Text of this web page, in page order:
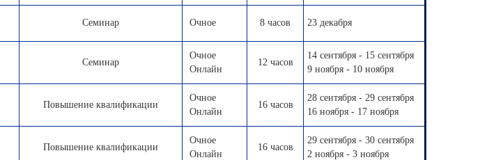
Семинар Очное 8 часов 23 декабря
Семинар
Очное
Онлайн
12 часов
14 сентября - 15 сентября
9 ноября - 10 ноября
Повышение квалификации
Очное
Онлайн
16 часов
28 сентября - 29 сентября
16 ноября - 17 ноября
Повышение квалификации
Очное
Онлайн
16 часов
29 сентября - 30 сентября
2 ноября - 3 ноября